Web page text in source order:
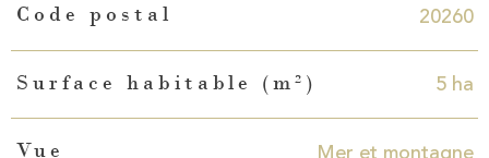
Code postal 20260
Surface habitable (m²) 5 ha
Vue